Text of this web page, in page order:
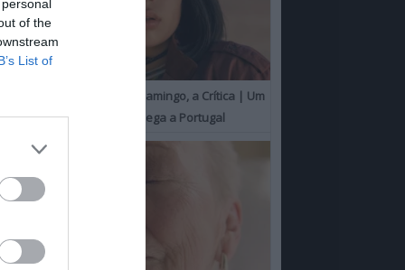
of the
List of
O Misterioso Olhar do Flamingo, a Crítica | Um
Campeão de Cannes chega a Portugal